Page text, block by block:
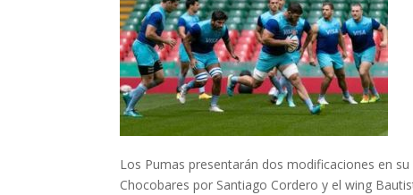
Los Pumas presentarán dos modificaciones en
Chocobares por Santiago Cordero y el wing